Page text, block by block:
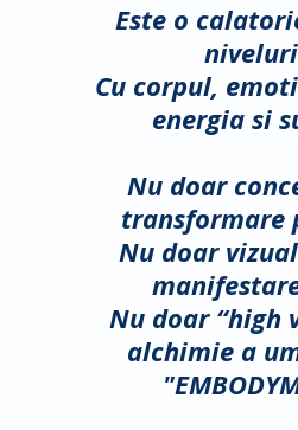
Este o
Cu corpul,
energia si
Nu doar
transformare
Nu doar
Nu doar “high
alchimie a